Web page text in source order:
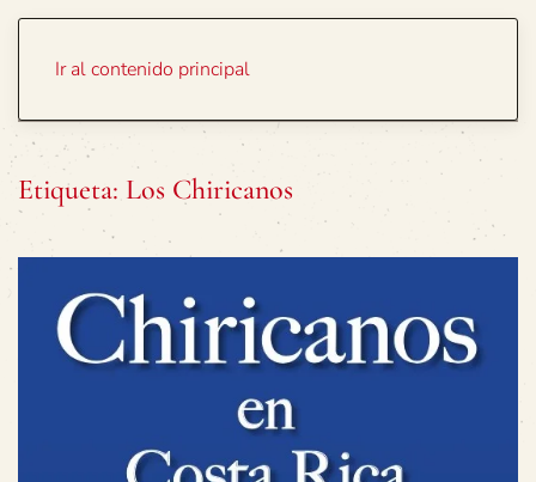
Ir al contenido principal
Etiqueta: Los Chiricanos